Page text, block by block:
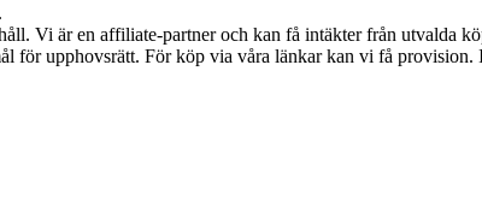
Vi är en affiliate-partner och kan få intäkter från utvalda
för upphovsrätt. För köp via våra länkar kan vi få provision.